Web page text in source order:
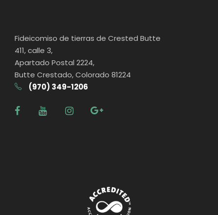
Fideicomiso de tierras de Crested Butte
411, calle 3,
Apartado Postal 2224,
Butte Crestado, Colorado 81224
(970) 349-1206